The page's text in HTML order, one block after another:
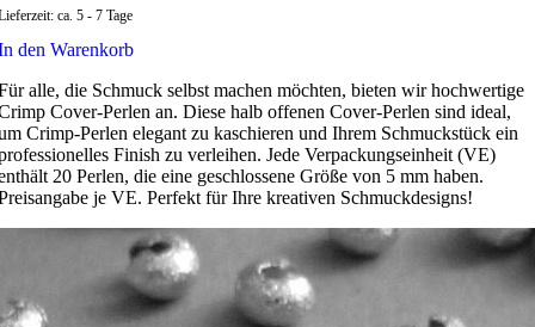
ca. 5 - 7 Tage
den Warenkorb
alle, die Schmuck selbst machen möchten, bieten wir hochwertige
Cover-Perlen an. Diese halb offenen Cover-Perlen sind ideal,
Crimp-Perlen elegant zu kaschieren und Ihrem Schmuckstück ein
Finish zu verleihen. Jede Verpackungseinheit (VE)
20 Perlen, die eine geschlossene Größe von 5 mm haben.
je VE. Perfekt für Ihre kreativen Schmuckdesigns!